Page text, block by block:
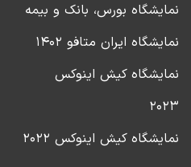
نمایشگاه بورس، بانک و بیمه
نمایشگاه ایران متافو ۱۴۰۲
نمایشگاه کیش اینوکس
۲۰۲۳
نمایشگاه کیش اینوکس ۲۰۲۲